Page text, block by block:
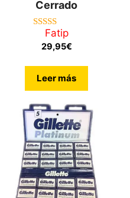
Cerrado
5.00
de 5
Fatip
29,95€
Leer más